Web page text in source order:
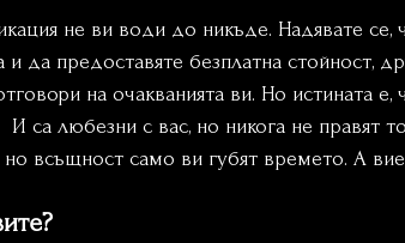
не ви води до никъде. Надявате се,
да предоставяте безплатна стойност,
на очакванията ви. Но истината е,
И са любезни с вас, но никога не правят
но всъщност само ви губят времето. А